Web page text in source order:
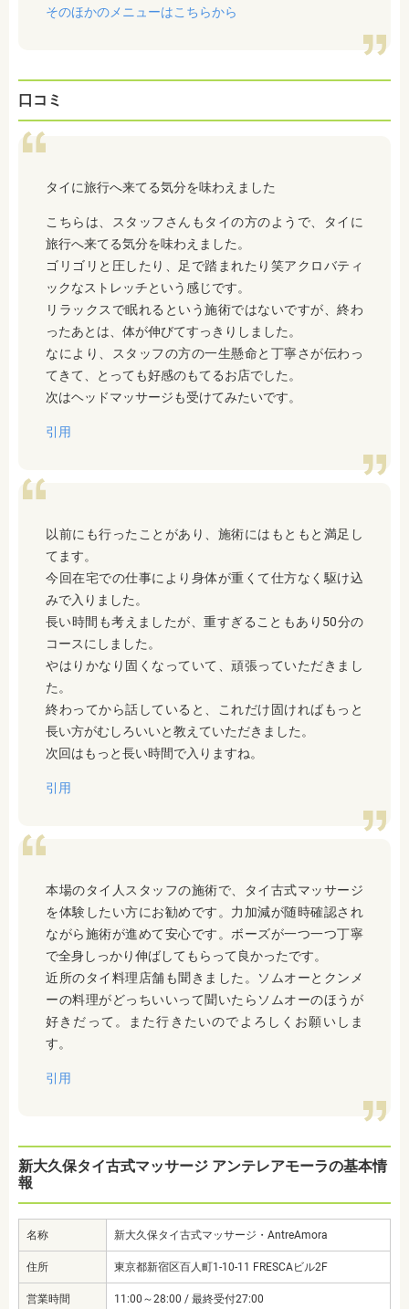
そのほかのメニューはこちらから
口コミ
タイに旅行へ来てる気分を味わえました
こちらは、スタッフさんもタイの方のようで、タイに
旅行へ来てる気分を味わえました。
ゴリゴリと圧したり、足で踏まれたり笑アクロバティ
ックなストレッチという感じです。
リラックスで眠れるという施術ではないですが、終わ
ったあとは、体が伸びてすっきりしました。
なにより、スタッフの方の一生懸命と丁寧さが伝わっ
てきて、とっても好感のもてるお店でした。
次はヘッドマッサージも受けてみたいです。
引用
以前にも行ったことがあり、施術にはもともと満足し
てます。
今回在宅での仕事により身体が重くて仕方なく駆け込
みで入りました。
長い時間も考えましたが、重すぎることもあり50分の
コースにしました。
やはりかなり固くなっていて、頑張っていただきまし
た。
終わってから話していると、これだけ固ければもっと
長い方がむしろいいと教えていただきました。
次回はもっと長い時間で入りますね。
引用
本場のタイ人スタッフの施術で、タイ古式マッサージ
を体験したい方にお勧めです。力加減が随時確認され
ながら施術が進めて安心です。ボーズが一つ一つ丁寧
で全身しっかり伸ばしてもらって良かったです。
近所のタイ料理店舗も聞きました。ソムオーとクンメ
ーの料理がどっちいいって聞いたらソムオーのほうが
好きだって。また行きたいのでよろしくお願いしま
す。
引用
新大久保タイ古式マッサージ アンテレアモーラの基本情
報
名称 新大久保タイ古式マッサージ・AntreAmora
住所 東京都新宿区百人町1-10-11 FRESCAビル2F
営業時間 11:00～28:00 / 最終受付27:00